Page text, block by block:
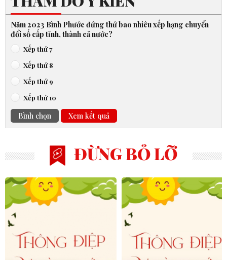
Năm 2023 Bình Phước đứng thứ bao nhiêu xếp hạng chuyển
đổi số cấp tỉnh, thành cả nước?
Xếp thứ 7
Xếp thứ 8
Xếp thứ 9
Xếp thứ 10
Bình chọn Xem kết quả
ĐỪNG BỎ LỠ